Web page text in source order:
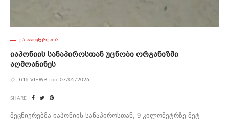
ᲔᲡ ᲡᲐᲘᲜᲢᲔᲠᲔᲡᲝᲐ
Იაპონიის Სანაპიროსთან Უცნობი Ორგანიზმი
Აღმოაჩინეს
616 VIEWS on 07/05/2026
SHARE
მეცნიერებმა იაპონიის სანაპიროსთან, 9 კილომეტრზე მეტ